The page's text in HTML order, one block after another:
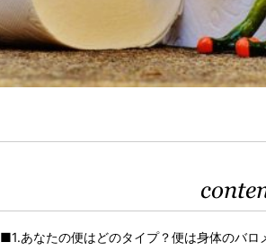
■1.あなたの便はどのタイプ？便は身体のバロ